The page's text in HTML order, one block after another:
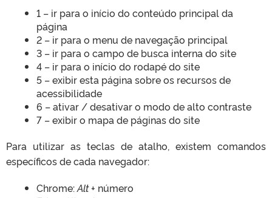
1 – ir para o início do conteúdo principal da
página
2 – ir para o menu de navegação principal
3 – ir para o campo de busca interna do site
4 – ir para o início do rodapé do site
5 – exibir esta página sobre os recursos de
acessibilidade
6 – ativar / desativar o modo de alto contraste
7 – exibir o mapa de páginas do site
Para utilizar as teclas de atalho, existem comandos
específicos de cada navegador:
Chrome:Alt+ número